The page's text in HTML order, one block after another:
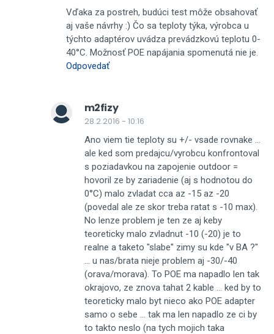
Vďaka za postreh, budúci test môže obsahovať
aj vaše návrhy :) Čo sa teploty týka, výrobca u
týchto adaptérov uvádza prevádzkovú teplotu 0-
40°C. Možnosť POE napájania spomenutá nie je.
Odpovedať
m2fizy
28.2.2016 - 10:16
Ano viem tie teploty su +/- vsade rovnake ...
ale ked som predajcu/vyrobcu konfrontoval
s poziadavkou na zapojenie outdoor =
hovoril ze by zariadenie (aj s hodnotou do
0°C) malo zvladat cca az -15 az -20
(povedal ale ze skor treba ratat s -10 max).
No lenze problem je ten ze aj keby
teoreticky malo zvladnut -10 (-20) je to
realne a taketo "slabe" zimy su kde "v BA ?"
... u nas/brata nieje problem aj -30/-40
(orava/morava). To POE ma napadlo len tak
okrajovo, ze znova tahat 2 kable ... ked by to
teoreticky malo byt nieco ako POE adapter
samo o sebe ... tak ma len napadlo ze ci by
to takto neslo (na tych mojich taka